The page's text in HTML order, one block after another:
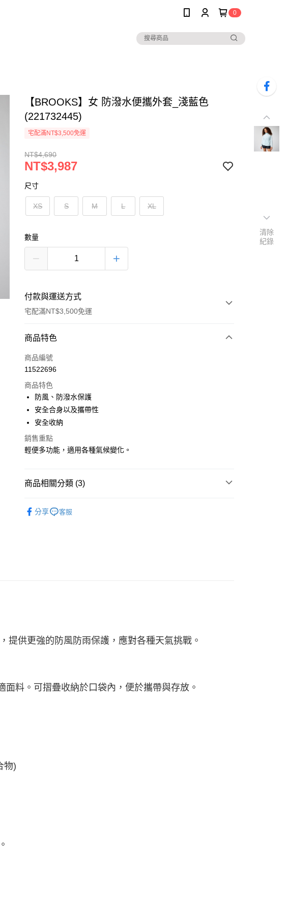
0
【BROOKS】女 防潑水便攜外套_淺藍色
(221732445)
宅配滿NT$3,500免運
NT$4,690
NT$3,987
尺寸
XS S M L XL
數量
付款與運送方式
宅配滿NT$3,500免運
付款方式
信用卡一次付款
運送方式
宅配
每筆NT$100，滿NT$3,500(含以上)免運費
商品特色
商品編號
11522696
商品特色
防風、防潑水保護
安全合身以及攜帶性
安全收納
銷售重點
輕便多功能，適用各種氣候變化。
商品相關分類 (3)
分享 客服
供更強的防風防雨保護，應對各種天氣挑戰。
料。可摺疊收納於口袋內，便於攜帶與存放。
物)
清除
紀錄